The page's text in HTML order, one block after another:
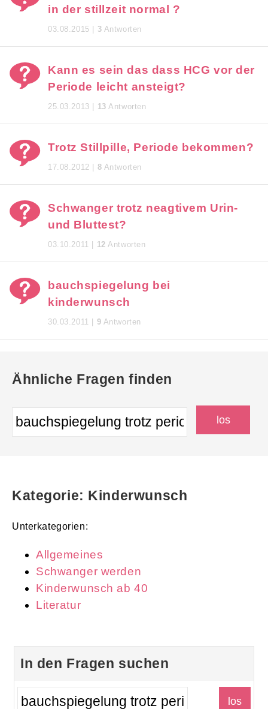
in der stillzeit normal ?
03.08.2015 | 3 Antworten
Kann es sein das dass HCG vor der
Periode leicht ansteigt?
25.03.2013 | 13 Antworten
Trotz Stillpille, Periode bekommen?
17.08.2012 | 8 Antworten
Schwanger trotz neagtivem Urin-
und Bluttest?
03.10.2011 | 12 Antworten
bauchspiegelung bei
kinderwunsch
30.03.2011 | 9 Antworten
Ähnliche Fragen finden
Kategorie: Kinderwunsch
Unterkategorien:
Allgemeines
Schwanger werden
Kinderwunsch ab 40
Literatur
In den Fragen suchen